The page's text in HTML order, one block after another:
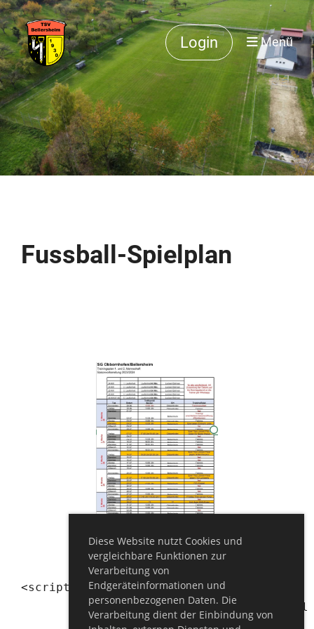
Diese Website nutzt Cookies und
vergleichbare Funktionen zur
Verarbeitung von
Endgeräteinformationen und
personenbezogenen Daten. Die
Verarbeitung dient der Einbindung von
Login Menü
Fussball-Spielplan
<script type="text/javascript"
		src="https://www.fussball.de/static/layout/fbde2/egm//js/widget2.js">